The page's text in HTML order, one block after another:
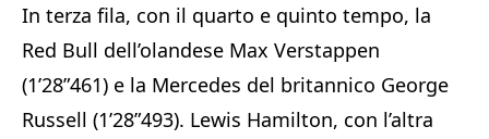
In terza fila, con il quarto e quinto tempo, la
Red Bull dell’olandese Max Verstappen
(1’28”461) e la Mercedes del britannico George
Russell (1’28”493). Lewis Hamilton, con l’altra